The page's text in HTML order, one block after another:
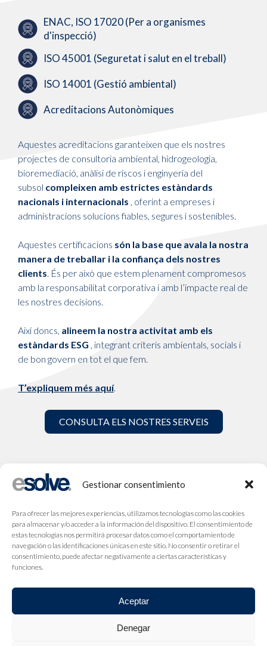
Gestionar consentimiento
Para ofrecer las mejores experiencias, utilizamos tecnologías como las cookies
para almacenar y/o acceder a la información del dispositivo. El consentimiento de
estas tecnologías nos permitirá procesar datos como el comportamiento de
navegación o las identificaciones únicas en este sitio. No consentir o retirar el
consentimiento, puede afectar negativamente a ciertas características y
funciones.
Aceptar
Denegar
ENAC, ISO 17020 (Per a organismes
d'inspecció)
ISO 45001 (Seguretat i salut en el treball)
ISO 14001 (Gestió ambiental)
Acreditacions Autonòmiques
Aquestes acreditacions garanteixen que els nostres
projectes de consultoria ambiental, hidrogeologia,
bioremediació, anàlisi de riscos i enginyeria del
subsol compleixen amb estrictes estàndards
nacionals i internacionals , oferint a empreses i
administracions solucions fiables, segures i sostenibles.
Aquestes certificacions són la base que avala la nostra
manera de treballar i la confiança dels nostres
clients. És per això que estem plenament compromesos
amb la responsabilitat corporativa i amb l’impacte real de
les nostres decisions.
Així doncs, alineem la nostra activitat amb els
estàndards ESG , integrant criteris ambientals, socials i
de bon govern en tot el que fem.
T’expliquem més aquí.
CONSULTA ELS NOSTRES SERVEIS